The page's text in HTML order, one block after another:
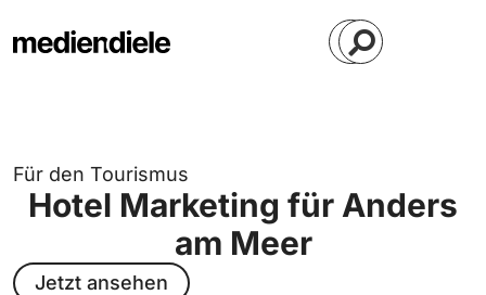
Für den Tourismus
Hotel Marketing für Anders
am Meer
Jetzt ansehen